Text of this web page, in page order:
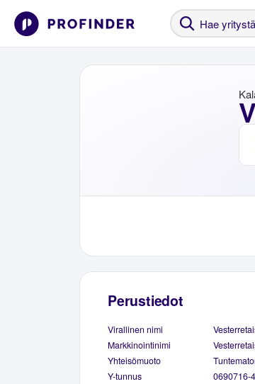
Perustiedot
Virallinen nimi
Markkinointinimi
Yhteisömuoto
Y-tunnus
0690716-4